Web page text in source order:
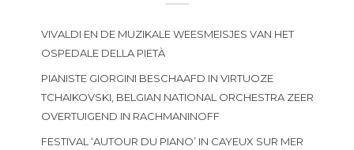
VIVALDI EN DE MUZIKALE WEESMEISJES VAN HET
OSPEDALE DELLA PIETÀ
PIANISTE GIORGINI BESCHAAFD IN VIRTUOZE
TCHAIKOVSKI, BELGIAN NATIONAL ORCHESTRA ZEER
OVERTUIGEND IN RACHMANINOFF
FESTIVAL ‘AUTOUR DU PIANO’ IN CAYEUX SUR MER